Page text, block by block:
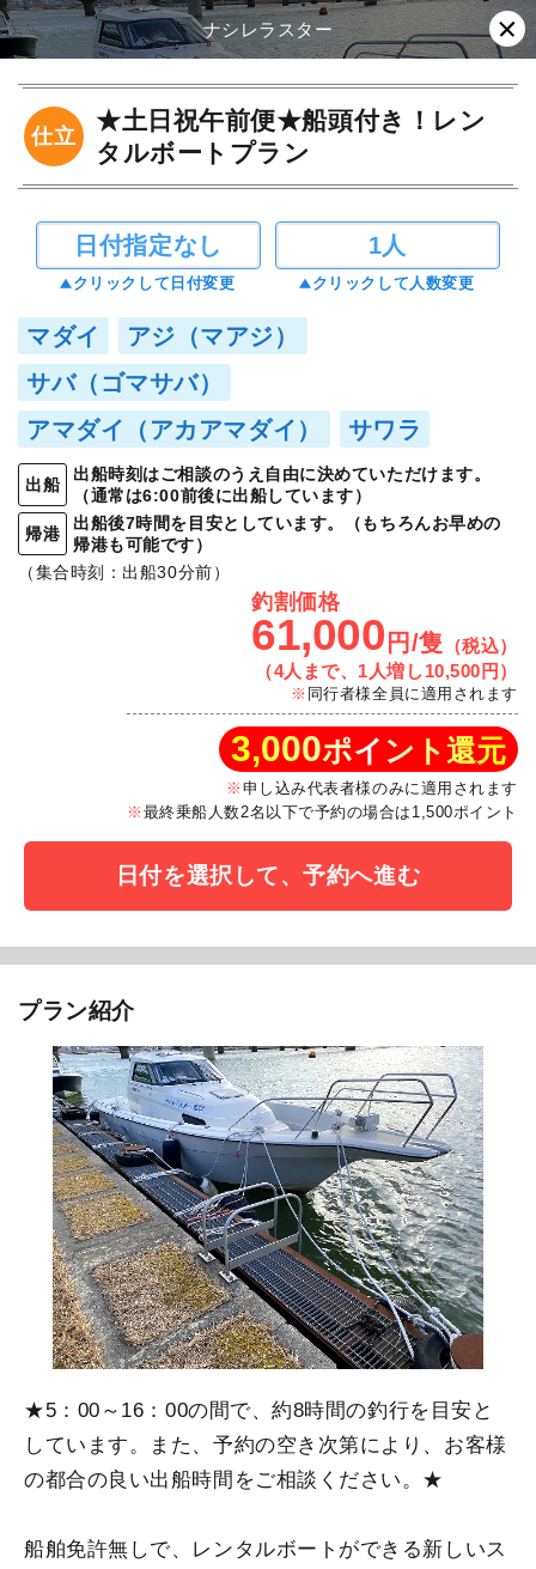
ナシレラスター
仕立
★土日祝午前便★船頭付き！レン
タルボートプラン
日付指定なし
クリックして日付変更
1人
クリックして人数変更
マダイ
アジ（マアジ）
サバ（ゴマサバ）
アマダイ（アカアマダイ）
サワラ
出船
出船時刻はご相談のうえ自由に決めていただけます。
（通常は6:00前後に出船しています）
帰港
出船後7時間を目安としています。（もちろんお早めの
帰港も可能です）
（集合時刻：出船30分前）
釣割価格
61,000 円/隻
（税込）
（4人まで、1人増し10,500円）
同行者様全員に適用されます
3,000ポイント還元
申し込み代表者様のみに適用されます
最終乗船人数2名以下で予約の場合は1,500ポイント
日付を選択して、予約へ進む
プラン紹介
★5：00～16：00の間で、約8時間の釣行を目安と
しています。また、予約の空き次第により、お客様
の都合の良い出船時間をご相談ください。★
船舶免許無しで、レンタルボートができる新しいス